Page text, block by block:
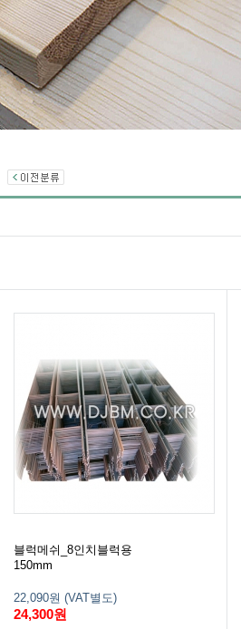
블럭메쉬_8인치블럭용
150mm
22,090원 (VAT별도)
24,300원